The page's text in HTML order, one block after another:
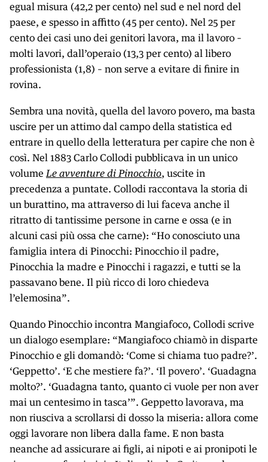
egual misura (42,2 per cento) nel sud e nel nord del
paese, e spesso in affitto (45 per cento). Nel 25 per
cento dei casi uno dei genitori lavora, ma il lavoro –
molti lavori, dall’operaio (13,3 per cento) al libero
professionista (1,8) – non serve a evitare di finire in
rovina.
Sembra una novità, quella del lavoro povero, ma basta
uscire per un attimo dal campo della statistica ed
entrare in quello della letteratura per capire che non è
così. Nel 1883 Carlo Collodi pubblicava in un unico
volumeLe avventure di Pinocchio, uscite in
precedenza a puntate. Collodi raccontava la storia di
un burattino, ma attraverso di lui faceva anche il
ritratto di tantissime persone in carne e ossa (e in
alcuni casi più ossa che carne): “Ho conosciuto una
famiglia intera di Pinocchi: Pinocchio il padre,
Pinocchia la madre e Pinocchi i ragazzi, e tutti se la
passavano bene. Il più ricco di loro chiedeva
l’elemosina”.
Quando Pinocchio incontra Mangiafoco, Collodi scrive
un dialogo esemplare: “Mangiafoco chiamò in disparte
Pinocchio e gli domandò: ‘Come si chiama tuo padre?’.
‘Geppetto’. ‘E che mestiere fa?’. ‘Il povero’. ‘Guadagna
molto?’. ‘Guadagna tanto, quanto ci vuole per non aver
mai un centesimo in tasca’”. Geppetto lavorava, ma
non riusciva a scrollarsi di dosso la miseria: allora come
oggi lavorare non libera dalla fame. E non basta
neanche ad assicurare ai figli, ai nipoti e ai pronipoti le